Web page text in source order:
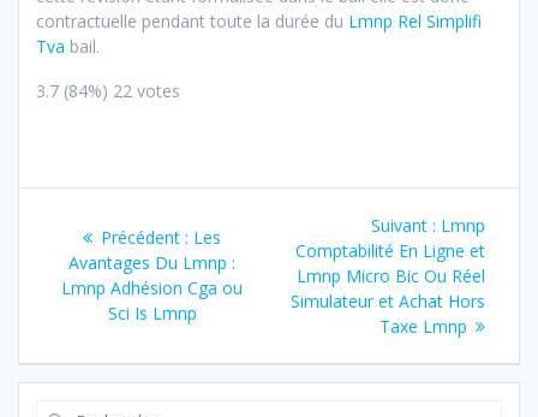
contractuelle pendant toute la durée du Lmnp Rel Simplifi
Tva bail.
3.7 (84%) 22 votes
l’article
Précédent : Article
précédent
:
Les
Avantages Du Lmnp :
Lmnp Adhésion Cga ou
Sci Is Lmnp
Suivant : Article
suivant
:
Lmnp
Comptabilité En Ligne et
Lmnp Micro Bic Ou Réel
Simulateur et Achat Hors
Taxe Lmnp